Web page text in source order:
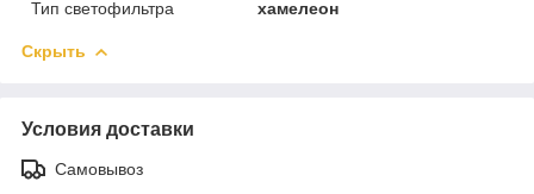
Тип светофильтра
хамелеон
Скрыть
Условия доставки
Самовывоз